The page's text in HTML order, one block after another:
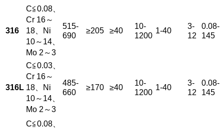
316
C≦0.08、
Cr 16～
18、Ni
10～14、
Mo 2～3
515-
690
≥205 ≥40
10-
1200
1-40
3-
12
0.08-
145
316L
C≦0.03、
Cr 16～
18、Ni
10～14、
Mo 2～3
485-
660
≥170 ≥40
10-
1200
1-40
3-
12
0.08-
145
C≦0.08、